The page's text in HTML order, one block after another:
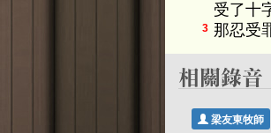
受了十
3 那忍受
梁友東牧師